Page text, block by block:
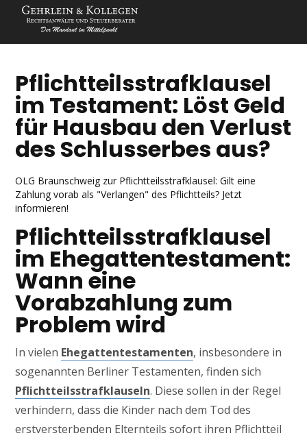
Pflichtteilsstrafklausel
im Testament: Löst Geld
für Hausbau den Verlust
des Schlusserbes aus?
OLG Braunschweig zur Pflichtteilsstrafklausel: Gilt eine
Zahlung vorab als "Verlangen" des Pflichtteils? Jetzt
informieren!
Pflichtteilsstrafklausel
im Ehegattentestament:
Wann eine
Vorabzahlung zum
Problem wird
In vielen Ehegattentestamenten, insbesondere in
sogenannten Berliner Testamenten, finden sich
Pflichtteilsstrafklauseln. Diese sollen in der Regel
verhindern, dass die Kinder nach dem Tod des
erstversterbenden Elternteils sofort ihren Pflichtteil